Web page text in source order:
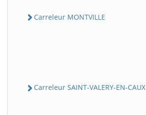
Carreleur MONTVILLE
Carreleur SAINT-VALERY-EN-CAUX